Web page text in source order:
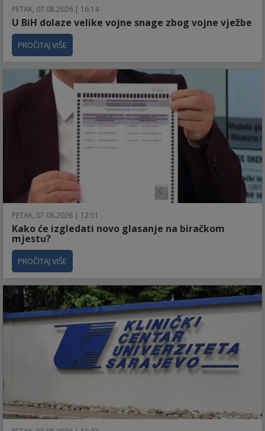
PETAK, 07.08.2026 | 16:14
U BiH dolaze velike vojne snage zbog vojne vježbe
PROČITAJ VIŠE
PETAK, 07.08.2026 | 12:51
Kako će izgledati novo glasanje na biračkom
mjestu?
PROČITAJ VIŠE